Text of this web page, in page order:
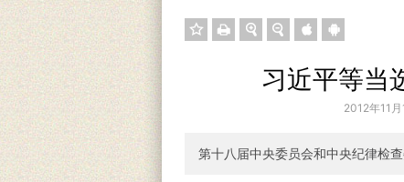
习近平等当
2012年11
第十八届中央委员会和中央纪律检